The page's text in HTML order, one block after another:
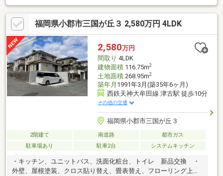
ンションでは実現しにくいゆとりある暮らしを叶えます。ぜひ現
地で写真では伝わらない広さと暮らしやすさをご体感ください。
●西鉄「三国が丘」駅まで徒歩9●ロピア筑紫野店まで車で9分●セ
ブンイレブンまで徒歩12分・車で3分●大通り（県道88号線久留米
小郡線）沿いには、有名なパン屋さん、カフェなどがあり、2024
年秋にオープンしたコストコまで車で12分とお休みの日のお買い
物にも便利です。
福岡県小郡市三国が丘３ 2,580万円 4LDK
2,580万円
間取り 4LDK
建物面積116.75m2
土地面積268.95m2
築年月 1991年3月(築35年6ヶ月)
西鉄天神大牟田線 津古駅 徒歩10分
その他の交通
福岡県小郡市三国が丘３
2階建て 南道路
都市ガス
駐車場あり
駐車2台 システムキッチン
・キッチン、ユニットバス、洗面化粧台、トイレ 新品交換 ・
外壁、屋根塗装、クロス貼り替え、畳表替え、フローリング上貼